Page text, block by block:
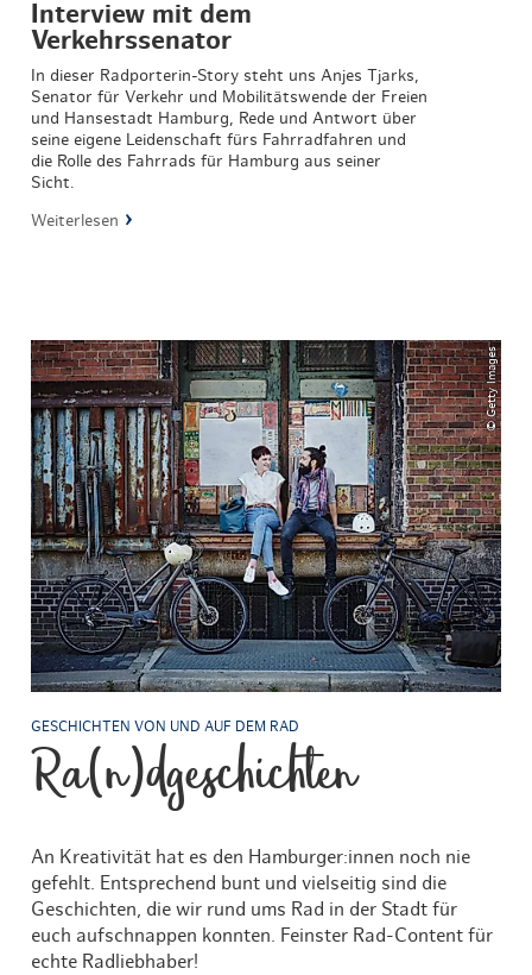
Interview mit dem
Verkehrssenator
In dieser Radporterin-Story steht uns Anjes Tjarks,
Senator für Verkehr und Mobilitätswende der Freien
und Hansestadt Hamburg, Rede und Antwort über
seine eigene Leidenschaft fürs Fahrradfahren und
die Rolle des Fahrrads für Hamburg aus seiner
Sicht.
Weiterlesen
© Getty Images
GESCHICHTEN VON UND AUF DEM RAD
Ra(n)dgeschichten
An Kreativität hat es den Hamburger:innen noch nie
gefehlt. Entsprechend bunt und vielseitig sind die
Geschichten, die wir rund ums Rad in der Stadt für
euch aufschnappen konnten. Feinster Rad-Content für
echte Radliebhaber!